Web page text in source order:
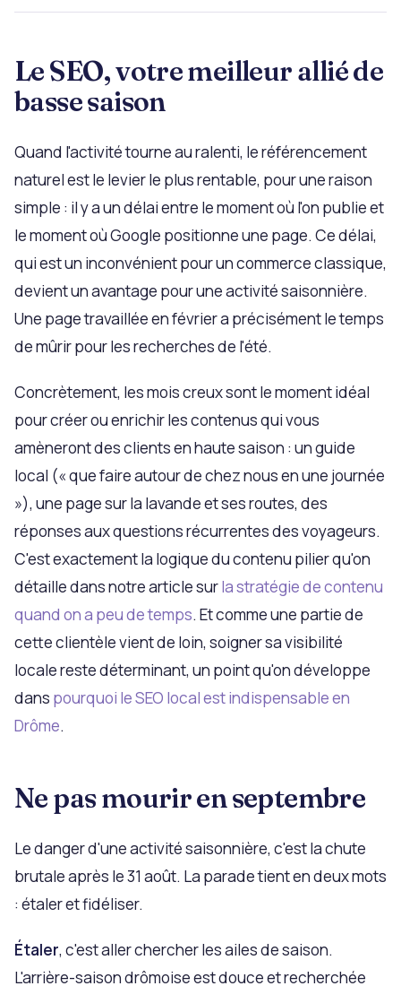
Le SEO, votre meilleur allié de
basse saison
Quand l'activité tourne au ralenti, le référencement
naturel est le levier le plus rentable, pour une raison
simple : il y a un délai entre le moment où l'on publie et
le moment où Google positionne une page. Ce délai,
qui est un inconvénient pour un commerce classique,
devient un avantage pour une activité saisonnière.
Une page travaillée en février a précisément le temps
de mûrir pour les recherches de l'été.
Concrètement, les mois creux sont le moment idéal
pour créer ou enrichir les contenus qui vous
amèneront des clients en haute saison : un guide
local (« que faire autour de chez nous en une journée
»), une page sur la lavande et ses routes, des
réponses aux questions récurrentes des voyageurs.
C'est exactement la logique du contenu pilier qu'on
détaille dans notre article surla stratégie de contenu
quand on a peu de temps. Et comme une partie de
cette clientèle vient de loin, soigner sa visibilité
locale reste déterminant, un point qu'on développe
dans pourquoi le SEO local est indispensable en
Drôme.
Ne pas mourir en septembre
Le danger d'une activité saisonnière, c'est la chute
brutale après le 31 août. La parade tient en deux mots
: étaler et fidéliser.
Étaler, c'est aller chercher les ailes de saison.
L'arrière-saison drômoise est douce et recherchée